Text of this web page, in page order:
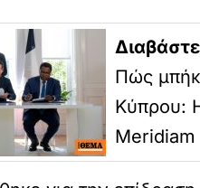
Πώς
Κύπρου:
Meridiam